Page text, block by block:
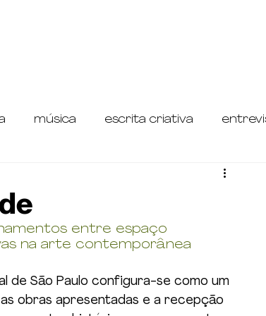
música escrita criativa
do Teatro Paulistano
entre espaço
na arte contemporânea
de São Paulo configura-se como um
obras apresentadas e a recepção